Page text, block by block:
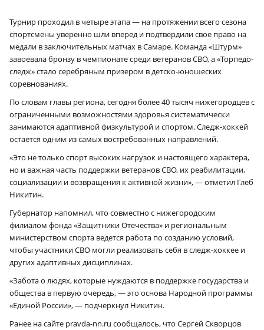
Турнир проходил в четыре этапа — на протяжении всего сезона
спортсмены уверенно шли вперед и подтвердили свое право на
медали в заключительных матчах в Самаре. Команда «Штурм»
завоевала бронзу в чемпионате среди ветеранов СВО, а «Торпедо-
следж» стало серебряным призером в детско-юношеских
соревнованиях.
По словам главы региона, сегодня более 40 тысяч нижегородцев с
ограниченными возможностями здоровья систематически
занимаются адаптивной физкультурой и спортом. Следж-хоккей
остается одним из самых востребованных направлений.
«Это не только спорт высоких нагрузок и настоящего характера,
но и важная часть поддержки ветеранов СВО, их реабилитации,
социализации и возвращения к активной жизни», — отметил Глеб
Никитин.
Губернатор напомнил, что совместно с нижегородским
филиалом фонда «Защитники Отечества» и региональным
министерством спорта ведется работа по созданию условий,
чтобы участники СВО могли реализовать себя в следж-хоккее и
других адаптивных дисциплинах.
«Забота о людях, которые нуждаются в поддержке государства и
общества в первую очередь, — это основа Народной программы
«Единой России», — подчеркнул Никитин.
Ранее на сайте pravda-nn.ru сообщалось, что Сергей Скворцов